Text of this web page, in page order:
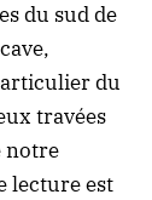
du sud de
du
travées
notre
lecture est